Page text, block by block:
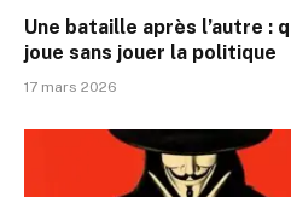
Une bataille après l’autre :
joue sans jouer la politique
17 mars 2026